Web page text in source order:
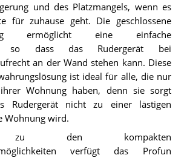
und des Platzmangels, wenn es
für zuhause geht. Die geschlossene
ermöglicht eine einfache
so dass das Rudergerät bei
an der Wand stehen kann. Diese
ist ideal für alle, die nur
Wohnung haben, denn sie sorgt
Rudergerät nicht zu einer lästigen
Wohnung wird.
zu den kompakten
verfügt das Profun